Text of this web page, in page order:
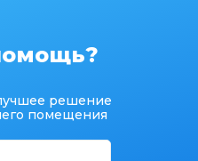
решение
помещения